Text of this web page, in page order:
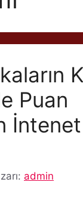
Puan
İntenet
admin